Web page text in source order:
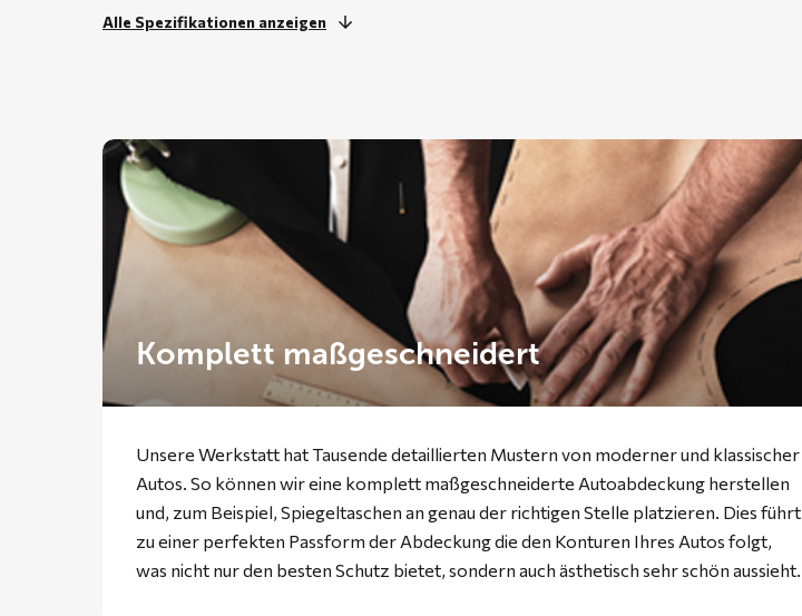
Alle Spezifikationen anzeigen
Komplett maßgeschneidert
Unsere Werkstatt hat Tausende detaillierten Mustern von moderner und klassischer
Autos. So können wir eine komplett maßgeschneiderte Autoabdeckung herstellen
und, zum Beispiel, Spiegeltaschen an genau der richtigen Stelle platzieren. Dies führt
zu einer perfekten Passform der Abdeckung die den Konturen Ihres Autos folgt,
was nicht nur den besten Schutz bietet, sondern auch ästhetisch sehr schön aussieht.